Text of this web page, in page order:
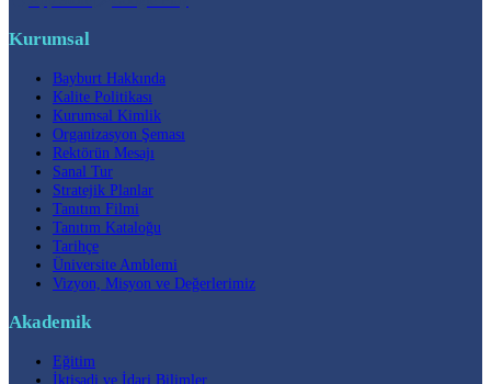
Kurumsal
Bayburt Hakkında
Kalite Politikası
Kurumsal Kimlik
Organizasyon Şeması
Rektörün Mesajı
Sanal Tur
Stratejik Planlar
Tanıtım Filmi
Tanıtım Kataloğu
Tarihçe
Üniversite Amblemi
Vizyon, Misyon ve Değerlerimiz
Akademik
Eğitim
İktisadi ve İdari Bilimler